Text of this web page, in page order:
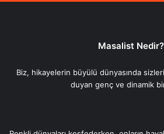
Masalist Nedir?
Biz, hikayelerin büyülü dünyasında
duyan genç ve dinamik